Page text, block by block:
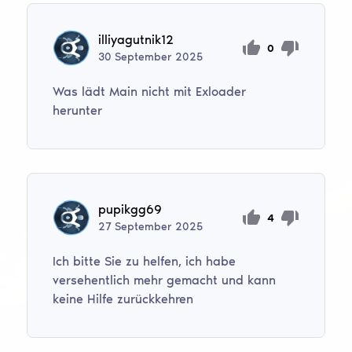
illiyagutnik12
30September 2025
0
Was lädt Main nicht mit Exloader
herunter
pupikgg69
27September 2025
4
Ich bitte Sie zu helfen, ich habe
versehentlich mehr gemacht und kann
keine Hilfe zurückkehren